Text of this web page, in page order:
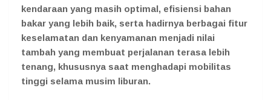
kendaraan yang masih optimal, efisiensi bahan
bakar yang lebih baik, serta hadirnya berbagai fitur
keselamatan dan kenyamanan menjadi nilai
tambah yang membuat perjalanan terasa lebih
tenang, khususnya saat menghadapi mobilitas
tinggi selama musim liburan.